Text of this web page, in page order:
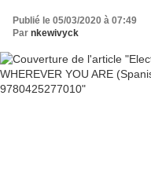
Publié le 05/03/2020 à 07:49
Par nkewivyck